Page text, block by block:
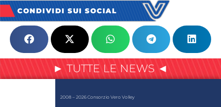
CONDIVIDI SUI SOCIAL
► TUTTE LE NEWS ◄
2008 – 2026 Consorzio Vero Volley